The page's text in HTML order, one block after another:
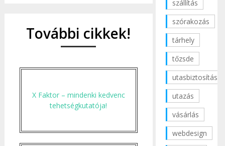
További cikkek!
X Faktor – mindenki kedvenc
tehetségkutatója!
szállítás
szórakozás
tárhely
tőzsde
utasbiztosítás
utazás
vásárlás
webdesign